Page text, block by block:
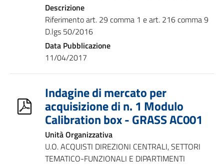
Descrizione
Riferimento art. 29 comma 1 e art. 216 comma 9
D.lgs 50/2016
Data Pubblicazione
11/04/2017
Indagine di mercato per
acquisizione di n. 1 Modulo
Calibration box - GRASS AC001
Unità Organizzativa
U.O. ACQUISTI DIREZIONI CENTRALI, SETTORI
TEMATICO-FUNZIONALI E DIPARTIMENTI